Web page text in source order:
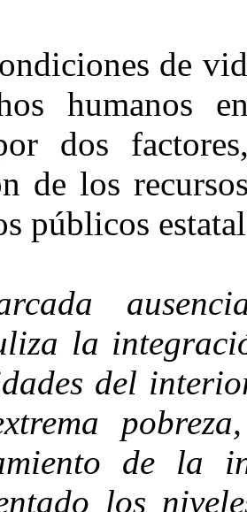
de
humanos
dos
de los
públicos
la
del
de la
los